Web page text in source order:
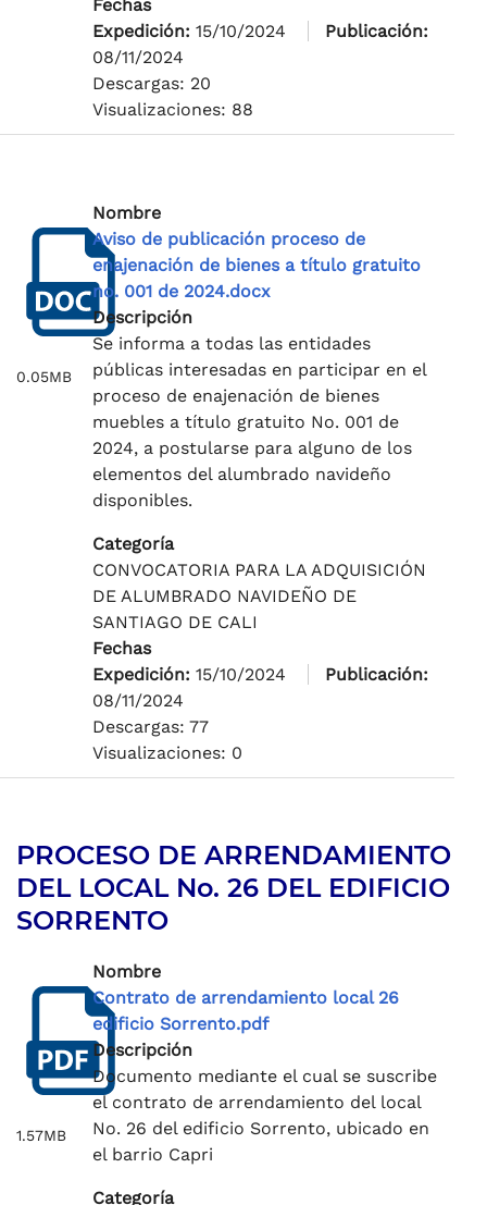
Fechas
Expedición: 15/10/2024
Publicación:
08/11/2024
Descargas: 20
Visualizaciones: 88
0.05MB
Nombre
Aviso de publicación proceso de
enajenación de bienes a título gratuito
no. 001 de 2024.docx
Descripción
Se informa a todas las entidades
públicas interesadas en participar en el
proceso de enajenación de bienes
muebles a título gratuito No. 001 de
2024, a postularse para alguno de los
elementos del alumbrado navideño
disponibles.
Categoría
CONVOCATORIA PARA LA ADQUISICIÓN
DE ALUMBRADO NAVIDEÑO DE
SANTIAGO DE CALI
Fechas
Expedición: 15/10/2024
Publicación:
08/11/2024
Descargas: 77
Visualizaciones: 0
PROCESO DE ARRENDAMIENTO
DEL LOCAL No. 26 DEL EDIFICIO
SORRENTO
1.57MB
Nombre
Contrato de arrendamiento local 26
edificio Sorrento.pdf
Descripción
Documento mediante el cual se suscribe
el contrato de arrendamiento del local
No. 26 del edificio Sorrento, ubicado en
el barrio Capri
Categoría